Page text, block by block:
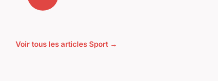
Voir tous les articles Sport →